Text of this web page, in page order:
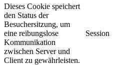
Dieses Cookie speichert
den Status der
Besuchersitzung, um
eine reibungslose
Kommunikation
zwischen Server und
Client zu gewährleisten.
Session